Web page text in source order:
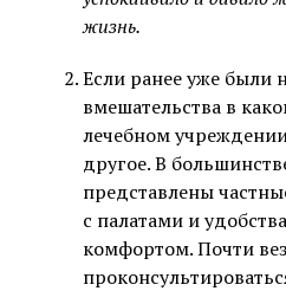
жизнь.
Если ранее уже были
вмешательства в
лечебном
другое. В
представлены
с палатами и
комфортом. Почти